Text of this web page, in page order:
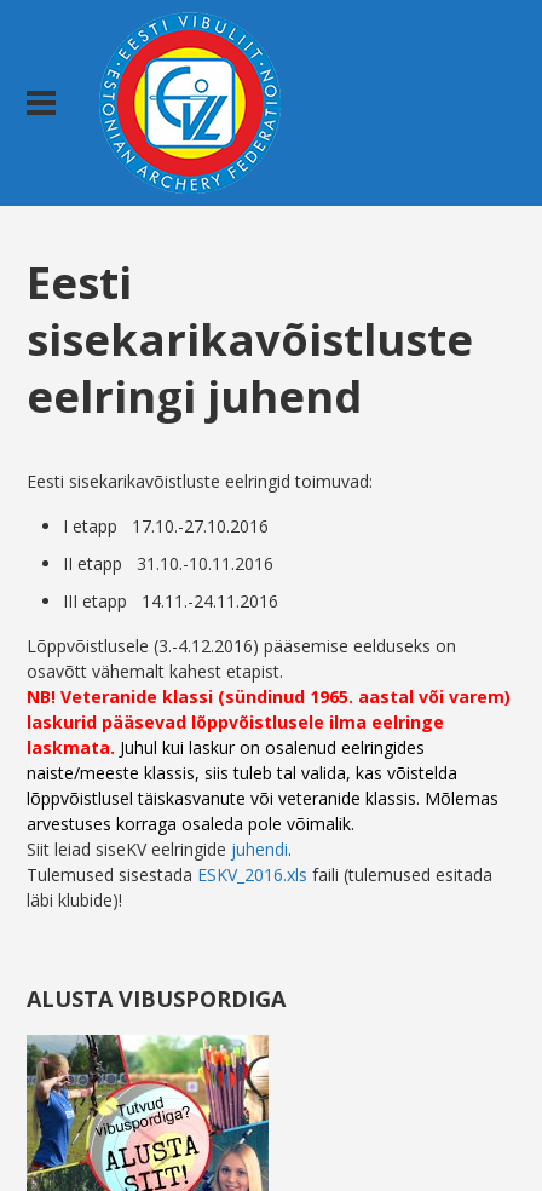
Eesti
sisekarikavõistluste
eelringi juhend
Eesti sisekarikavõistluste eelringid toimuvad:
I etapp 17.10.-27.10.2016
II etapp 31.10.-10.11.2016
III etapp 14.11.-24.11.2016
Lõppvõistlusele (3.-4.12.2016) pääsemise eelduseks on
osavõtt vähemalt kahest etapist.
NB! Veteranide klassi (sündinud 1965. aastal või varem)
laskurid pääsevad lõppvõistlusele ilma eelringe
laskmata. Juhul kui laskur on osalenud eelringides
naiste/meeste klassis, siis tuleb tal valida, kas võistelda
lõppvõistlusel täiskasvanute või veteranide klassis. Mõlemas
arvestuses korraga osaleda pole võimalik.
Siit leiad siseKV eelringide juhendi.
Tulemused sisestada ESKV_2016.xls faili (tulemused esitada
läbi klubide)!
ALUSTA VIBUSPORDIGA